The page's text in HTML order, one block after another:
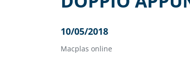
10/05/2018
Macplas online